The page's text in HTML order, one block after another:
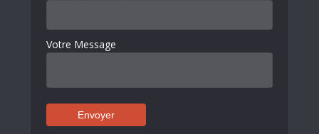
Votre Message